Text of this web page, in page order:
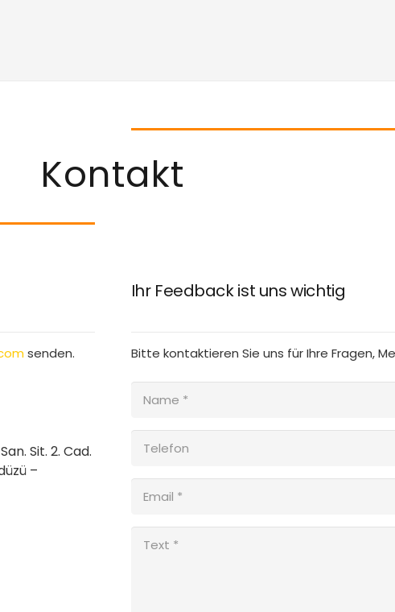
Kontakt
senden.
Sit. 2. Cad.
–
Ihr Feedback ist uns wichtig
Bitte kontaktieren Sie uns für Ihre Fragen,